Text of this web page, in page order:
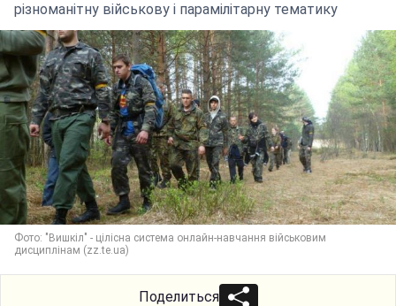
різноманітну військову і парамілітарну тематику
Фото: "Вишкіл" - цілісна система онлайн-навчання військовим
дисциплінам (zz.te.ua)
Поделиться